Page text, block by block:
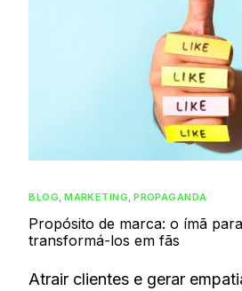
BLOG ,MARKETING ,PROPAGANDA
Propósito de marca: o ímã
transformá-los em fãs
Atrair clientes e gerar